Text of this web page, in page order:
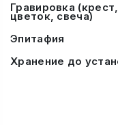
Гравировка (крест,
цветок, свеча)
Эпитафия
Хранение до